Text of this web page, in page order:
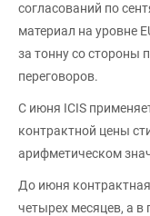
согласований по
материал на уровне
за тонну со стороны
переговоров.
С июня ICIS
контрактной цены
арифметическом
До июня
четырех месяцев, а в